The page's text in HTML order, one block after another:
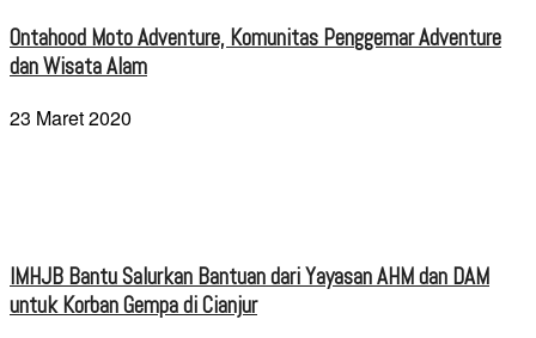
Ontahood Moto Adventure, Komunitas Penggemar Adventure
dan Wisata Alam
23 Maret 2020
IMHJB Bantu Salurkan Bantuan dari Yayasan AHM dan DAM
untuk Korban Gempa di Cianjur